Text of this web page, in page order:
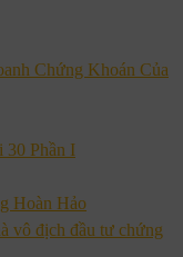
Chứng Khoán Của
30 Phần I
Hoàn Hảo
vô địch đầu tư chứng